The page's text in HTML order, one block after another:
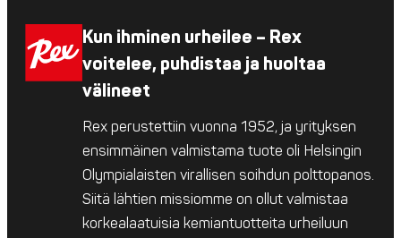
Kun ihminen urheilee – Rex
voitelee, puhdistaa ja huoltaa
välineet
Rex perustettiin vuonna 1952, ja yrityksen
ensimmäinen valmistama tuote oli Helsingin
Olympialaisten virallisen soihdun polttopanos.
Siitä lähtien missiomme on ollut valmistaa
korkealaatuisia kemiantuotteita urheiluun